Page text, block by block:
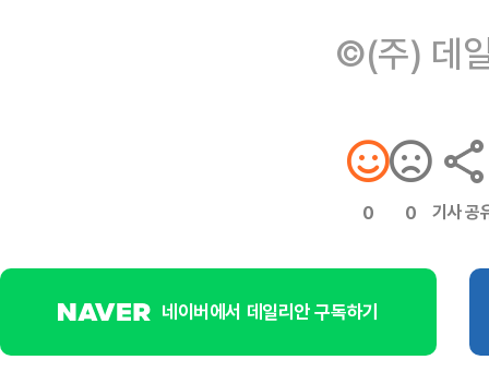
©(주) 데
0 0 기사 공
네이버에서 데일리안 구독하기